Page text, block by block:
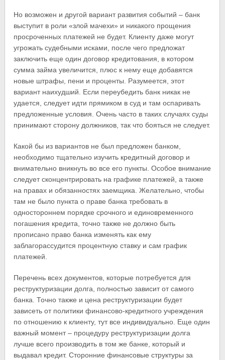
Но возможен и другой вариант развития событий – банк
выступит в роли «злой мачехи» и никакого прощения
просроченных платежей не будет. Клиенту даже могут
угрожать судебными исками, после чего предложат
заключить еще один договор кредитования, в котором
сумма займа увеличится, плюс к нему еще добавятся
новые штрафы, пени и проценты. Разумеется, этот
вариант наихудший. Если переубедить банк никак не
удается, следует идти прямиком в суд и там оспаривать
предложенные условия. Очень часто в таких случаях суды
принимают сторону должников, так что бояться не следует.
Какой бы из вариантов не был предложен банком,
необходимо тщательно изучить кредитный договор и
внимательно вникнуть во все его пункты. Особое внимание
следует сконцентрировать на графике платежей, а также
на правах и обязанностях заемщика. Желательно, чтобы
там не было пункта о праве банка требовать в
одностороннем порядке срочного и единовременного
погашения кредита, точно также не должно быть
прописано право банка изменять как ему
заблагорассудится процентную ставку и сам график
платежей.
Перечень всех документов, которые потребуется для
реструктуризации долга, полностью зависит от самого
банка. Точно также и цена реструктуризации будет
зависеть от политики финансово-кредитного учреждения
по отношению к клиенту, тут все индивидуально. Еще один
важный момент – процедуру реструктуризации долга
лучше всего производить в том же банке, который и
выдавал кредит. Сторонние финансовые структуры за